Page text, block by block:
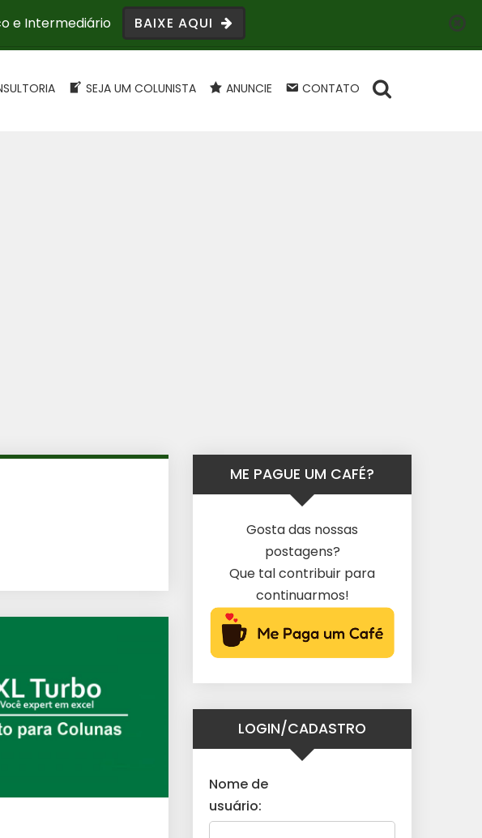
e Intermediário BAIXE AQUI
SEJA UM COLUNISTA ANUNCIE CONTATO
ME PAGUE UM CAFÉ?
Gosta das nossas
postagens?
Que tal contribuir para
continuarmos!
LOGIN/CADASTRO
Nome de
usuário: